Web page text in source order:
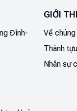
GỌI NGAY:
1. Sửa quạt
Quạt trần là một
không gian
đôi khi không
Đình-
GIỚI
Về
Thành tựu
Nhân sự